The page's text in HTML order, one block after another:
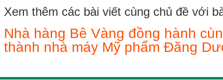
Xem thêm các bài viết cùng chủ đề với
Nhà hàng Bê Vàng đồng hành
thành nhà máy Mỹ phẩm Đăng